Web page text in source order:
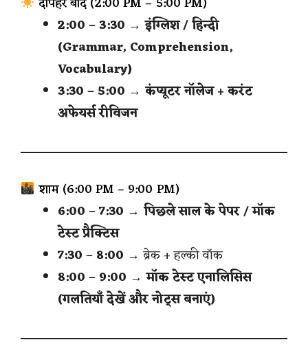
2:00 – 3:30 →इंग्लिश / हिन्दी
(Grammar, Comprehension,
Vocabulary)
3:30 – 5:00 →कंप्यूटर नॉलेज + करंट
अफेयर्स रीविजन
शाम (6:00 PM – 9:00 PM)
6:00 – 7:30 → पिछले साल के पेपर / मॉक
टेस्ट प्रैक्टिस
7:30 – 8:00 → ब्रेक + हल्की वॉक
8:00 – 9:00 →मॉक टेस्ट एनालिसिस
(गलतियाँ देखें और नोट्स बनाएं)